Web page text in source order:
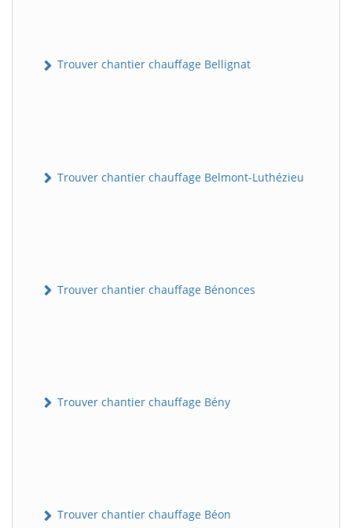
Trouver chantier chauffage Bellignat
Trouver chantier chauffage Belmont-Luthézieu
Trouver chantier chauffage Bénonces
Trouver chantier chauffage Bény
Trouver chantier chauffage Béon